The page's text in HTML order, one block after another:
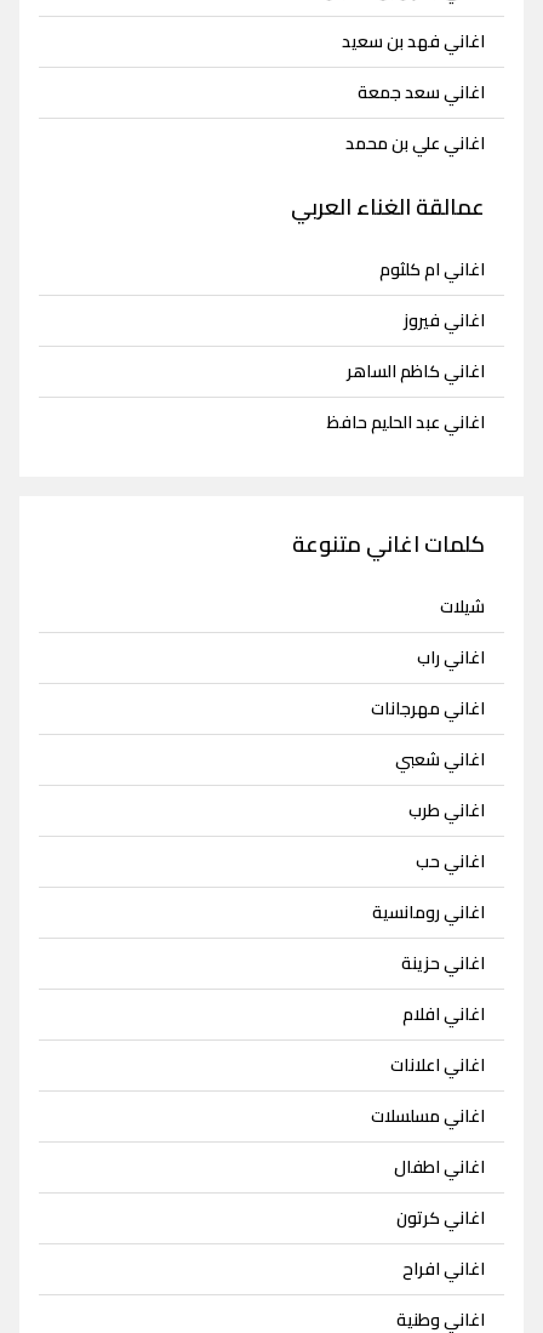
اغاني فهد بن سعيد
اغاني سعد جمعة
اغاني علي بن محمد
عمالقة الغناء العربي
اغاني ام كلثوم
اغاني فيروز
اغاني كاظم الساهر
اغاني عبد الحليم حافظ
كلمات اغاني متنوعة
شيلات
اغاني راب
اغاني مهرجانات
اغاني شعبي
اغاني طرب
اغاني حب
اغاني رومانسية
اغاني حزينة
اغاني افلام
اغاني اعلانات
اغاني مسلسلات
اغاني اطفال
اغاني كرتون
اغاني افراح
اغاني وطنية